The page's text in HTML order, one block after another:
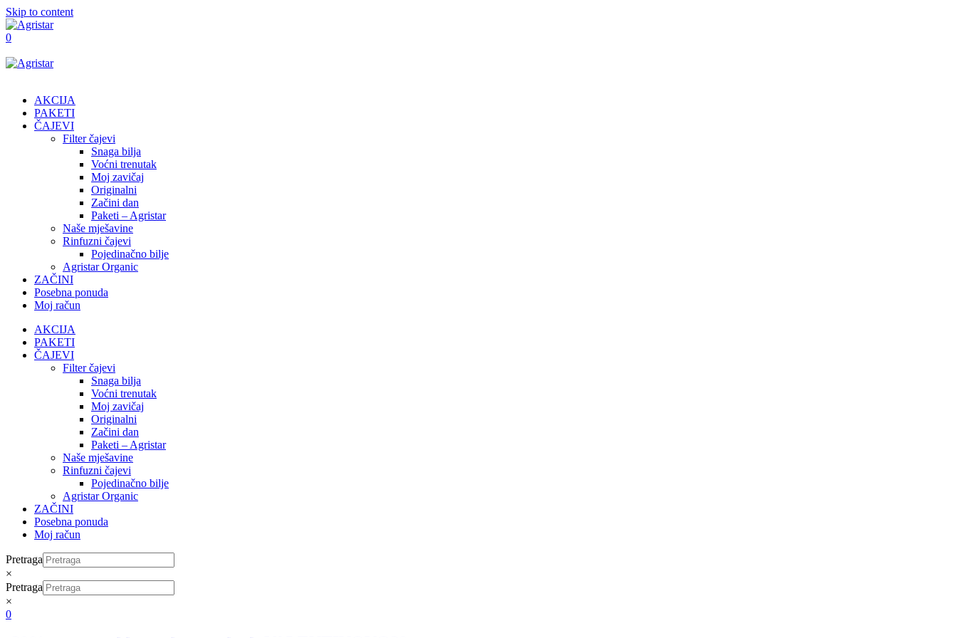
Skip to content
0
AKCIJA
PAKETI
ČAJEVI
Filter čajevi
Snaga bilja
Voćni trenutak
Moj zavičaj
Originalni
Začini dan
Paketi – Agristar
Naše mješavine
Rinfuzni čajevi
Pojedinačno bilje
Agristar Organic
ZAČINI
Posebna ponuda
Moj račun
AKCIJA
PAKETI
ČAJEVI
Filter čajevi
Snaga bilja
Voćni trenutak
Moj zavičaj
Originalni
Začini dan
Paketi – Agristar
Naše mješavine
Rinfuzni čajevi
Pojedinačno bilje
Agristar Organic
ZAČINI
Posebna ponuda
Moj račun
Pretraga
×
Pretraga
×
0